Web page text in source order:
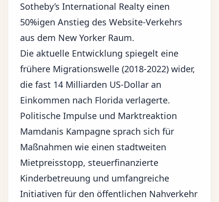
Sotheby’s International Realty einen
50%igen Anstieg des Website-Verkehrs
aus dem New Yorker Raum.
Die aktuelle Entwicklung spiegelt eine
frühere Migrationswelle (2018-2022) wider,
die fast 14 Milliarden US-Dollar an
Einkommen nach Florida verlagerte.
Politische Impulse und Marktreaktion
Mamdanis Kampagne sprach sich für
Maßnahmen wie einen stadtweiten
Mietpreisstopp, steuerfinanzierte
Kinderbetreuung und umfangreiche
Initiativen für den öffentlichen Nahverkehr